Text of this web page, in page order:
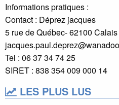
Informations pratiques :
Contact : Déprez jacques
5 rue de Québec- 62100
Tel : 06 37 34 74 25
SIRET : 838 354 009 000 14
LES PLUS LUS